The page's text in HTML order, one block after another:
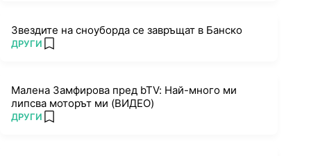
Звездите на сноуборда се завръщат в Банско
ПОВЕЧЕ ОТ
ДРУГИ add favorites
Малена Замфирова пред bTV: Най-много ми
липсва моторът ми (ВИДЕО)
ПОВЕЧЕ ОТ
ДРУГИ add favorites